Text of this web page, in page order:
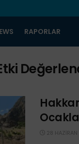
RAPORLAR
28